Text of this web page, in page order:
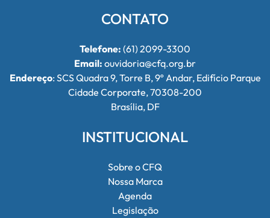
CONTATO
Telefone: (61) 2099-3300
Email: ouvidoria@cfq.org.br
Endereço: SCS Quadra 9, Torre B, 9º Andar, Edifício Parque
Cidade Corporate, 70308-200
Brasília, DF
INSTITUCIONAL
Sobre o CFQ
Nossa Marca
Agenda
Legislação